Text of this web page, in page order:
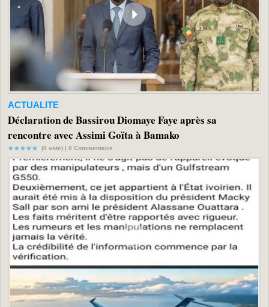
ACTUALITE
Déclaration de Bassirou Diomaye Faye après sa
rencontre avec Assimi Goïta à Bamako
(0 vote) | 0 Commentaire